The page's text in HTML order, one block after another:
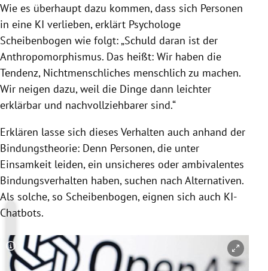
Wie es überhaupt dazu kommen, dass sich Personen
in eine KI verlieben, erklärt Psychologe
Scheibenbogen wie folgt: „Schuld daran ist der
Anthropomorphismus. Das heißt: Wir haben die
Tendenz, Nichtmenschliches menschlich zu machen.
Wir neigen dazu, weil die Dinge dann leichter
erklärbar und nachvollziehbarer sind.“
Erklären lasse sich dieses Verhalten auch anhand der
Bindungstheorie: Denn Personen, die unter
Einsamkeit leiden, ein unsicheres oder ambivalentes
Bindungsverhalten haben, suchen nach Alternativen.
Als solche, so Scheibenbogen, eignen sich auch KI-
Chatbots.
Copyright-Hinweis öffnen/schließen